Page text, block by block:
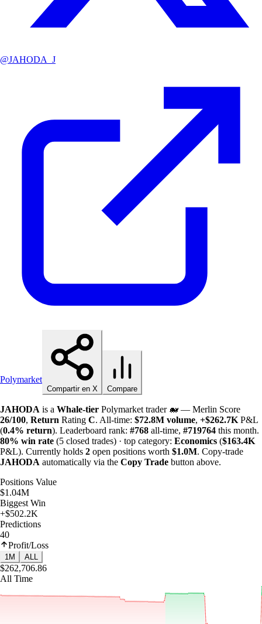
@JAHODA_J
Polymarket
Compartir en X Compare
JAHODA is a Whale-tier Polymarket trader 🐋 — Merlin Score
26/100, Return Rating C. All-time: $72.8M volume, +$262.7K P&L
(0.4% return). Leaderboard rank: #768 all-time, #719764 this month.
80% win rate (5 closed trades) · top category: Economics ($163.4K
P&L). Currently holds 2 open positions worth $1.0M. Copy-trade
JAHODA automatically via the Copy Trade button above.
Positions Value
$1.04M
Biggest Win
+$502.2K
Predictions
40
Profit/Loss
1M ALL
$262,706.86
All Time